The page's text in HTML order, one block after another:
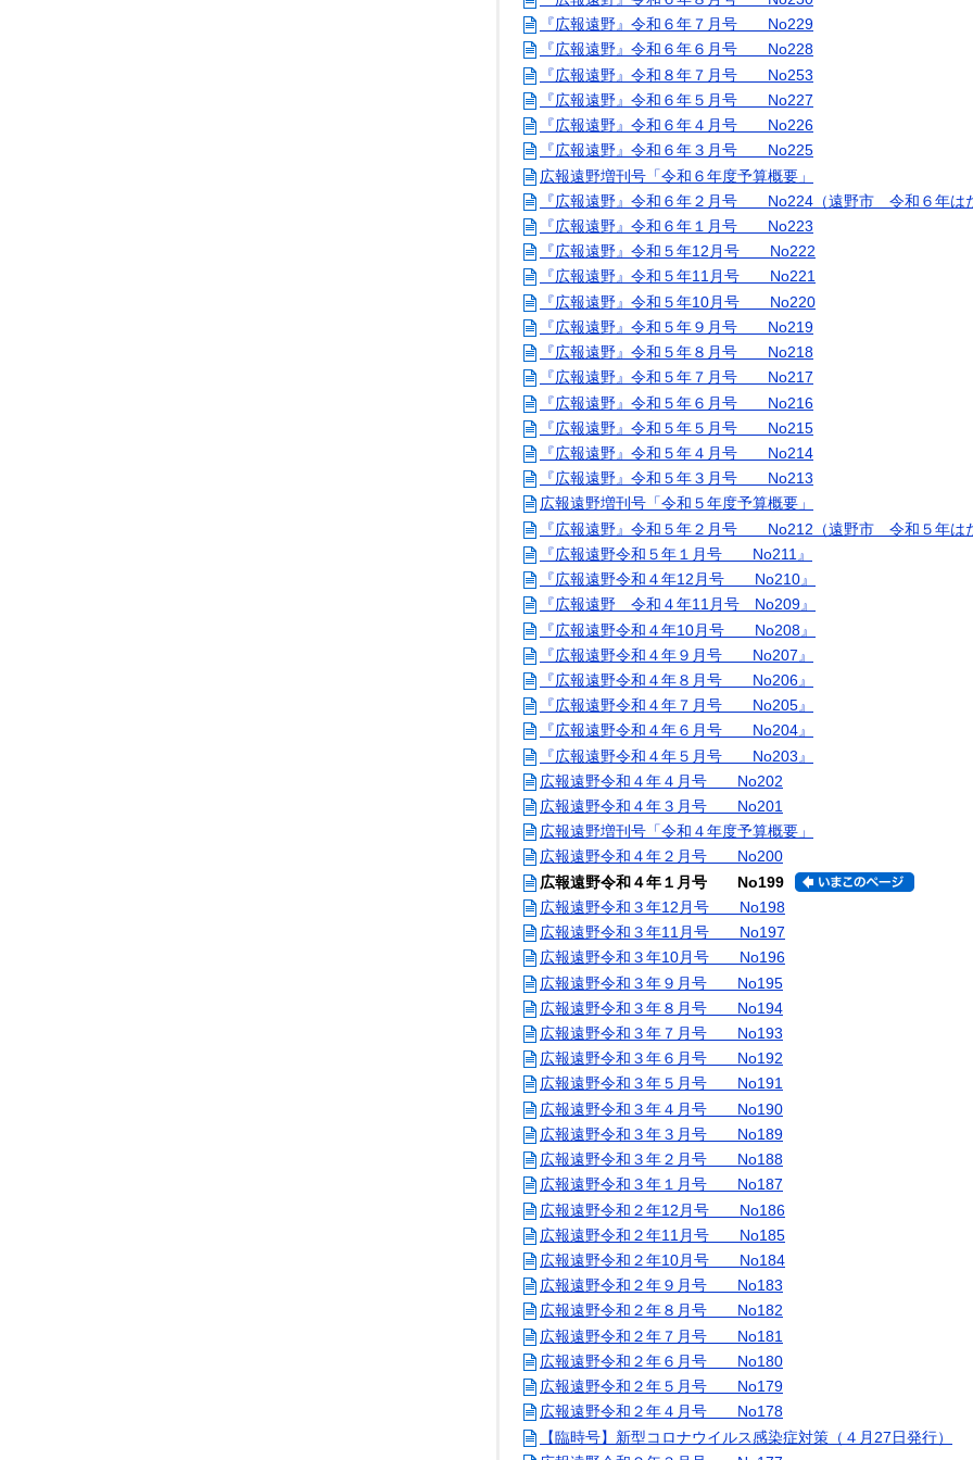
『広報遠野』令和６年７月号 No229
『広報遠野』令和６年６月号 No228
『広報遠野』令和８年７月号 No253
『広報遠野』令和６年５月号 No227
『広報遠野』令和６年４月号 No226
『広報遠野』令和６年３月号 No225
広報遠野増刊号「令和６年度予算概要」
『広報遠野』令和６年２月号 No224（遠野市 令和６年はた
『広報遠野』令和６年１月号 No223
『広報遠野』令和５年12月号 No222
『広報遠野』令和５年11月号 No221
『広報遠野』令和５年10月号 No220
『広報遠野』令和５年９月号 No219
『広報遠野』令和５年８月号 No218
『広報遠野』令和５年７月号 No217
『広報遠野』令和５年６月号 No216
『広報遠野』令和５年５月号 No215
『広報遠野』令和５年４月号 No214
『広報遠野』令和５年３月号 No213
広報遠野増刊号「令和５年度予算概要」
『広報遠野』令和５年２月号 No212（遠野市 令和５年はた
『広報遠野令和５年１月号 No211』
『広報遠野令和４年12月号 No210』
『広報遠野 令和４年11月号 No209』
『広報遠野令和４年10月号 No208』
『広報遠野令和４年９月号 No207』
『広報遠野令和４年８月号 No206』
『広報遠野令和４年７月号 No205』
『広報遠野令和４年６月号 No204』
『広報遠野令和４年５月号 No203』
広報遠野令和４年４月号 No202
広報遠野令和４年３月号 No201
広報遠野増刊号「令和４年度予算概要」
広報遠野令和４年２月号 No200
広報遠野令和４年１月号 No199
広報遠野令和３年12月号 No198
広報遠野令和３年11月号 No197
広報遠野令和３年10月号 No196
広報遠野令和３年９月号 No195
広報遠野令和３年８月号 No194
広報遠野令和３年７月号 No193
広報遠野令和３年６月号 No192
広報遠野令和３年５月号 No191
広報遠野令和３年４月号 No190
広報遠野令和３年３月号 No189
広報遠野令和３年２月号 No188
広報遠野令和３年１月号 No187
広報遠野令和２年12月号 No186
広報遠野令和２年11月号 No185
広報遠野令和２年10月号 No184
広報遠野令和２年９月号 No183
広報遠野令和２年８月号 No182
広報遠野令和２年７月号 No181
広報遠野令和２年６月号 No180
広報遠野令和２年５月号 No179
広報遠野令和２年４月号 No178
【臨時号】新型コロナウイルス感染症対策（４月27日発行）